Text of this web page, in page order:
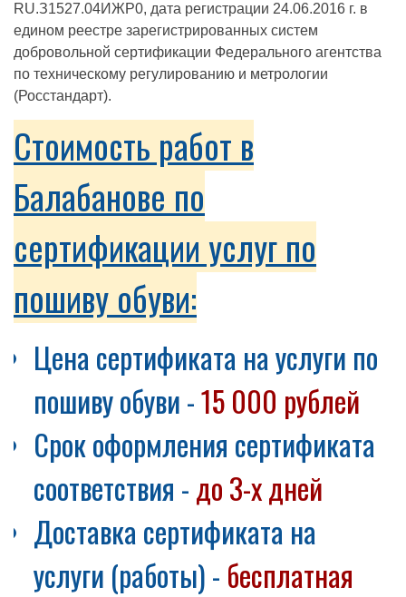
RU.З1527.04ИЖР0, дата регистрации 24.06.2016 г. в
едином реестре зарегистрированных систем
добровольной сертификации Федерального агентства
по техническому регулированию и метрологии
(Росстандарт).
Стоимость работ в
Балабанове по
сертификации услуг по
пошиву обуви:
Цена сертификата на услуги по
пошиву обуви -15 000 рублей
Срок оформления сертификата
соответствия -до 3-х дней
Доставка сертификата на
услуги (работы) - бесплатная